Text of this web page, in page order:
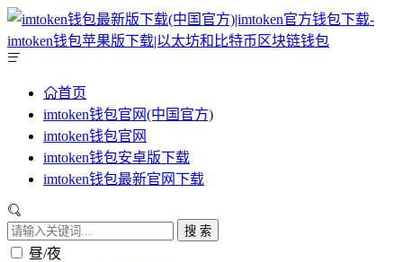
首页
imtoken钱包官网(中国官方)
imtoken钱包官网
imtoken钱包安卓版下载
imtoken钱包最新官网下载
搜 索
昼/夜